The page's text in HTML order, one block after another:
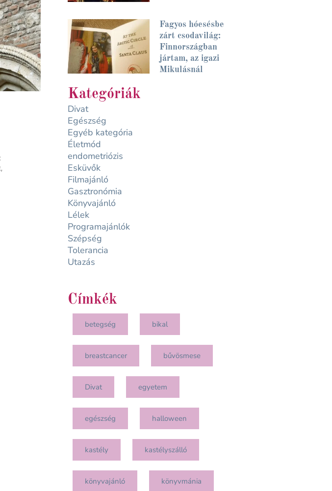
Fagyos hóesésbe
zárt csodavilág:
Finnországban
jártam, az igazi
Mikulásnál
Kategóriák
Divat
Egészség
Egyéb kategória
Életmód
endometriózis
Esküvők
Filmajánló
Gasztronómia
Könyvajánló
Lélek
Programajánlók
Szépség
Tolerancia
Utazás
Címkék
betegség bikal
breastcancer bűvösmese
Divat egyetem
egészség halloween
kastély kastélyszálló
könyvajánló könyvmánia